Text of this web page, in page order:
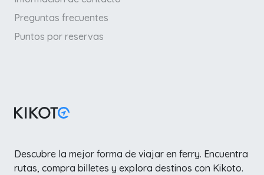
Preguntas frecuentes
Puntos por reservas
Descubre la mejor forma de viajar en ferry. Encuentra
rutas, compra billetes y explora destinos con Kikoto.